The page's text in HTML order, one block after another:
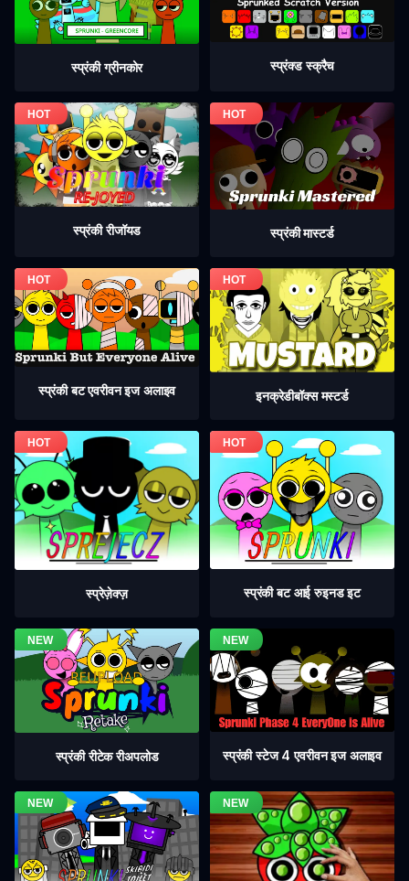
स्प्रंकी ग्रीनकोर स्प्रंक्ड स्क्रैच
स्प्रंकी रीजॉयड स्प्रंकी मास्टर्ड
स्प्रंकी बट एवरीवन इज अलाइव इनक्रेडीबॉक्स मस्टर्ड
स्प्रेज़ेक्ज़ स्प्रंकी बट आई रुइनड इट
स्प्रंकी रीटेक रीअपलोड स्प्रंकी स्टेज 4 एवरीवन इज अलाइव